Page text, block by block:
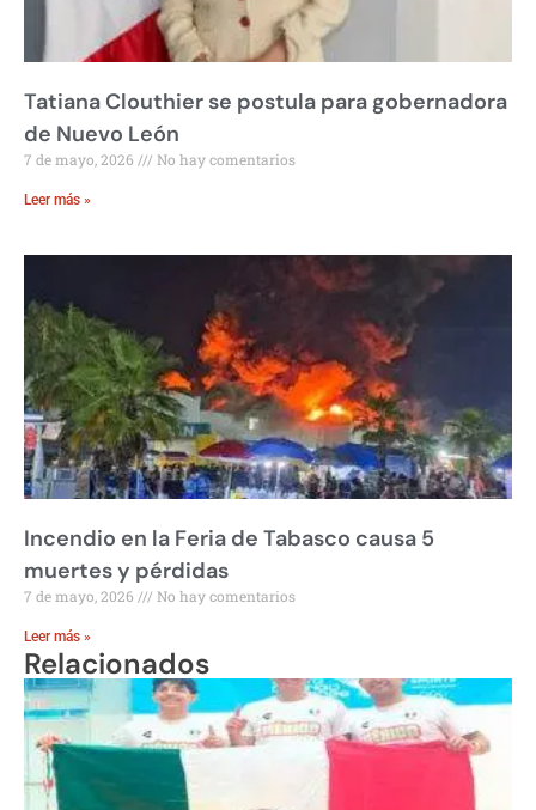
Tatiana Clouthier se postula para gobernadora
de Nuevo León
7 de mayo, 2026 No hay comentarios
Leer más »
Incendio en la Feria de Tabasco causa 5
muertes y pérdidas
7 de mayo, 2026 No hay comentarios
Leer más »
Relacionados